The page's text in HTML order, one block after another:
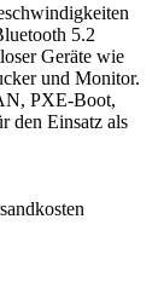
5.2
Geräte wie
und Monitor.
PXE-Boot,
den Einsatz als